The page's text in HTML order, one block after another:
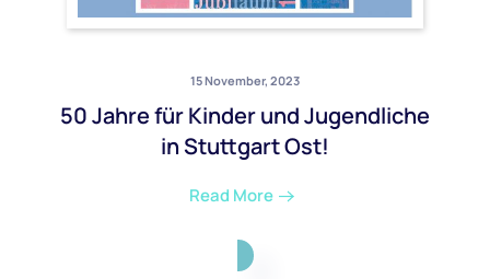
15 November, 2023
50 Jahre für Kinder und Jugendliche
in Stuttgart Ost!
Read More